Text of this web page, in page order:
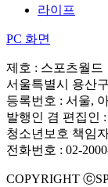
라이프
PC 화면
제호 : 스포츠월드
서울특별시 용산
등록번호 : 서울,
발행인 겸 편집인
청소년보호 책임
전화번호 : 02-
COPYRIGHT